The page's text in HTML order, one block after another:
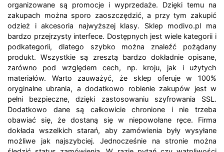
organizowane są promocje i wyprzedaże. Dzięki temu na
zakupach można sporo zaoszczędzić, a przy tym zakupić
odzież i akcesoria najwyższej klasy. Sklep modivo.pl ma
bardzo przejrzysty interfece. Dostępnych jest wiele kategorii i
podkategorii, dlatego szybko można znaleźć pożądany
produkt. Wszystkie są zresztą bardzo dokładnie opisane,
zarówno pod względem cech, np. kroju, jak i użytych
materiałów. Warto zauważyć, że sklep oferuje w 100%
oryginalne ubrania, a dodatkowo robienie zakupów jest w
pełni bezpieczne, dzięki zastosowaniu szyfrowania SSL.
Dodatkowo dane są całkowicie chronione i nie trzeba
obawiać się, że dostaną się w niepowołane ręce. Firma
dokłada wszelkich starań, aby zamówienia były wysyłane
możliwe jak najszybciej. Jednocześnie na stronie można